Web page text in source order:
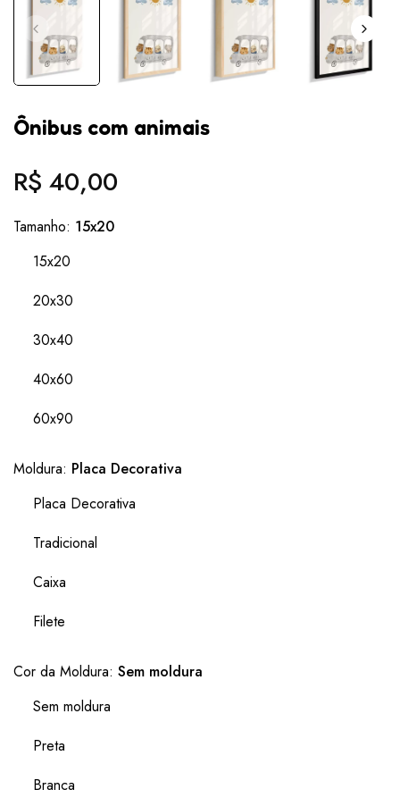
Ônibus com animais
Preço
normal
R$ 40,00
Tamanho: 15x20
15x20
20x30
30x40
40x60
60x90
Moldura: Placa Decorativa
Placa Decorativa
Tradicional
Caixa
Filete
Cor da Moldura: Sem moldura
Sem moldura
Preta
Branca